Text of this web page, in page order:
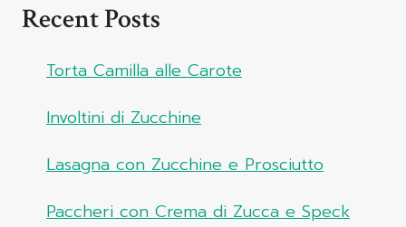
Recent Posts
Torta Camilla alle Carote
Involtini di Zucchine
Lasagna con Zucchine e Prosciutto
Paccheri con Crema di Zucca e Speck